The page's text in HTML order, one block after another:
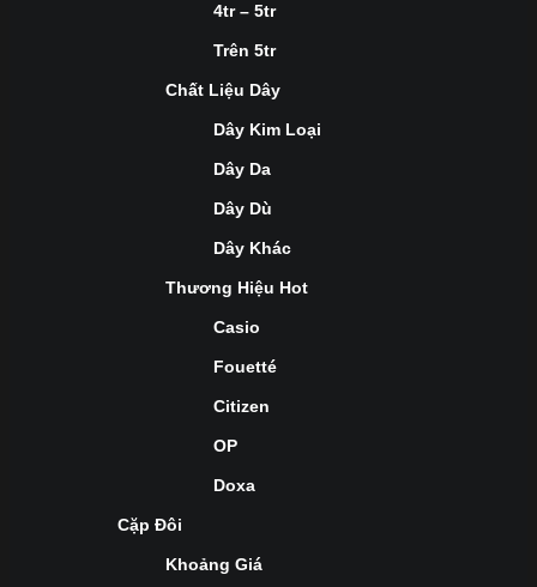
4tr – 5tr
Trên 5tr
Chất Liệu Dây
Dây Kim Loại
Dây Da
Dây Dù
Dây Khác
Thương Hiệu Hot
Casio
Fouetté
Citizen
OP
Doxa
Cặp Đôi
Khoảng Giá